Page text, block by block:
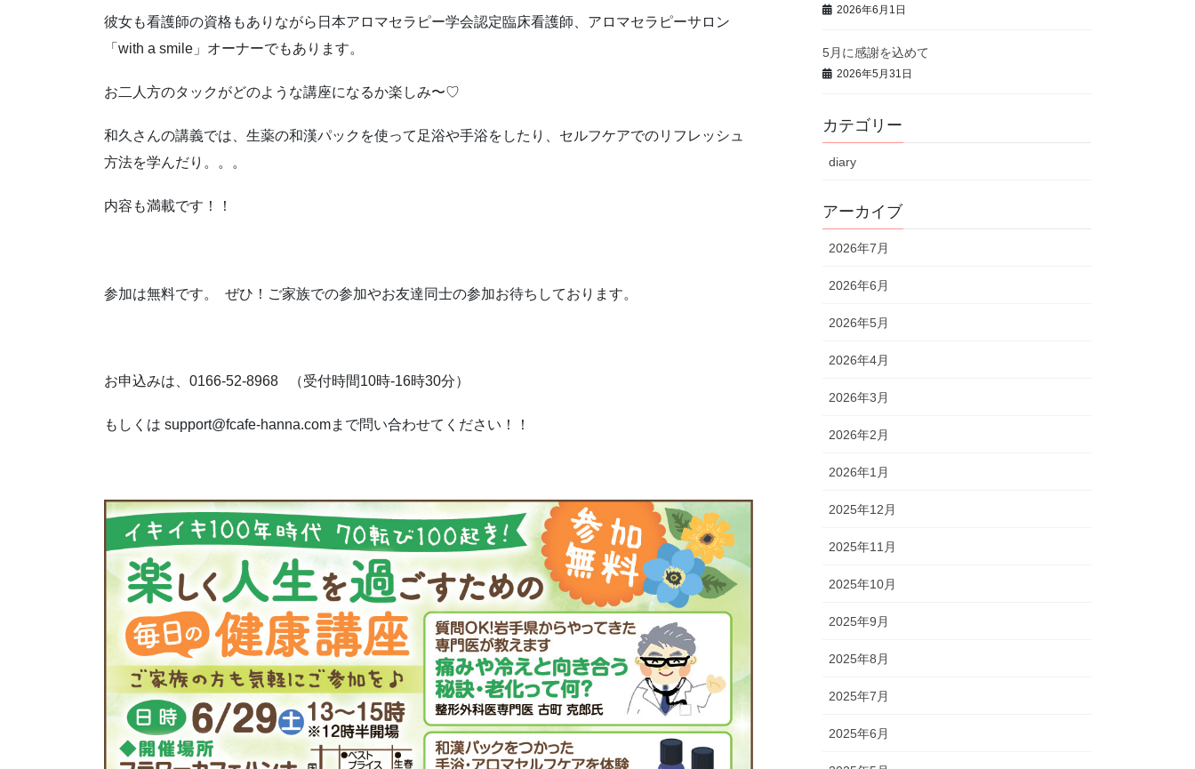
彼女も看護師の資格もありながら日本アロマセラピー学会認定臨床看護師、アロマセラピーサロン
「with a smile」オーナーでもあります。
お二人方のタックがどのような講座になるか楽しみ〜♡
和久さんの講義では、生薬の和漢パックを使って足浴や手浴をしたり、セルフケアでのリフレッシュ
方法を学んだり。。。
内容も満載です！！
参加は無料です。 ぜひ！ご家族での参加やお友達同士の参加お待ちしております。
お申込みは、0166-52-8968 （受付時間10時-16時30分）
もしくは support@fcafe-hanna.comまで問い合わせてください！！
2026年6月1日
5月に感謝を込めて
2026年5月31日
カテゴリー
diary
アーカイブ
2026年7月
2026年6月
2026年5月
2026年4月
2026年3月
2026年2月
2026年1月
2025年12月
2025年11月
2025年10月
2025年9月
2025年8月
2025年7月
2025年6月